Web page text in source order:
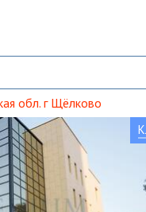
обл. г Щёлково